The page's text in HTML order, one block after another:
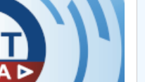
fixe
inventar